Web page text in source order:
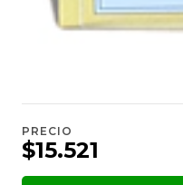
PRECIO
$15.521